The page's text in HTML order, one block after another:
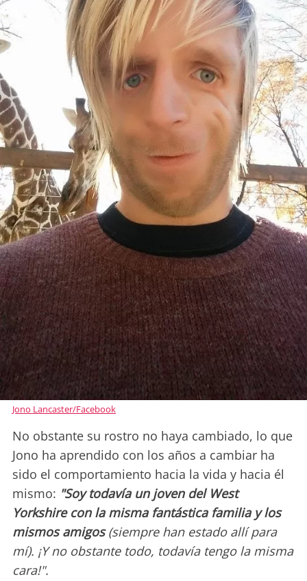
Jono Lancaster/Facebook
No obstante su rostro no haya cambiado, lo que
Jono ha aprendido con los años a cambiar ha
sido el comportamiento hacia la vida y hacia él
mismo: "Soy todavía un joven del West
Yorkshire con la misma fantástica familia y los
mismos amigos(siempre han estado allí para
mí). ¡Y no obstante todo, todavía tengo la misma
cara!".